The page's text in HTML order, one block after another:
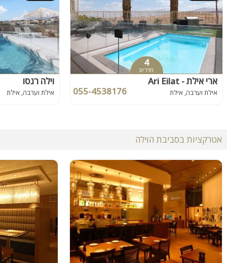
4
חדרים
ארי אילת - Ari Eilat
אילת וערבה, אילת 055-4538176
וילה רנסו
אילת וערבה, אילת
אטרקציות בסביבת הוילה